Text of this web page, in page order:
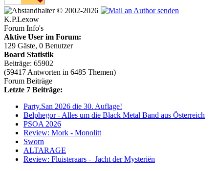
© 2002-2026
K.P.Lexow
Forum Info's
Aktive User im Forum:
129 Gäste, 0 Benutzer
Board Statistik
Beiträge: 65902
(59417 Antworten in 6485 Themen)
Forum Beiträge
Letzte 7 Beiträge:
Party.San 2026 die 30. Auflage!
Belphegor - Alles um die Black Metal Band aus Österreich
PSOA 2026
Review: Mork - Monolitt
Sworn
ALTARAGE
Review: Fluisteraars - Jacht der Mysteriën